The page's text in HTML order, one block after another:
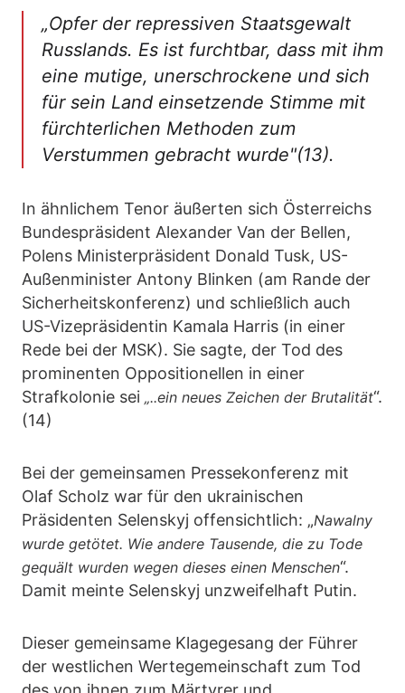
„Opfer der repressiven Staatsgewalt
Russlands. Es ist furchtbar, dass mit ihm
eine mutige, unerschrockene und sich
für sein Land einsetzende Stimme mit
fürchterlichen Methoden zum
Verstummen gebracht wurde"(13).
In ähnlichem Tenor äußerten sich Österreichs
Bundespräsident Alexander Van der Bellen,
Polens Ministerpräsident Donald Tusk, US-
Außenminister Antony Blinken (am Rande der
Sicherheitskonferenz) und schließlich auch
US-Vizepräsidentin Kamala Harris (in einer
Rede bei der MSK). Sie sagte, der Tod des
prominenten Oppositionellen in einer
Strafkolonie sei „..ein neues Zeichen der Brutalität“.
(14)
Bei der gemeinsamen Pressekonferenz mit
Olaf Scholz war für den ukrainischen
Präsidenten Selenskyj offensichtlich: „Nawalny
wurde getötet. Wie andere Tausende, die zu Tode
gequält wurden wegen dieses einen Menschen“.
Damit meinte Selenskyj unzweifelhaft Putin.
Dieser gemeinsame Klagegesang der Führer
der westlichen Wertegemeinschaft zum Tod